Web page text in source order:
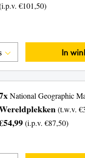
€101,50)
National Geographic
(t.w.v.
(i.p.v. €87,50)